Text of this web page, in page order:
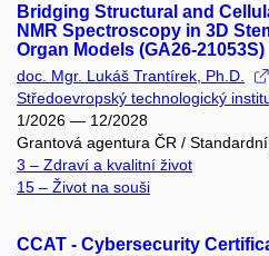
Bridging Structural and
NMR Spectroscopy in 3D
Organ Models (GA26-21053S)
doc. Mgr. Lukáš Trantírek, Ph.D.
Středoevropský technologický
1/2026 — 12/2028
Grantová agentura ČR /
3 – Zdraví a kvalitní život
15 – Život na souši
CCAT - Cybersecurity